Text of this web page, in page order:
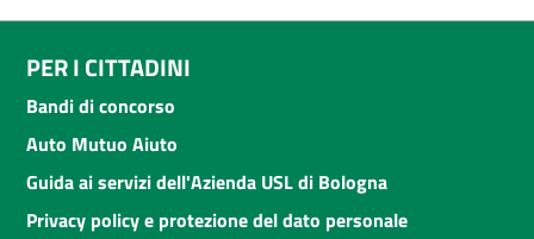
PER I CITTADINI
Bandi di concorso
Auto Mutuo Aiuto
Guida ai servizi dell'Azienda USL di Bologna
Privacy policy e protezione del dato personale